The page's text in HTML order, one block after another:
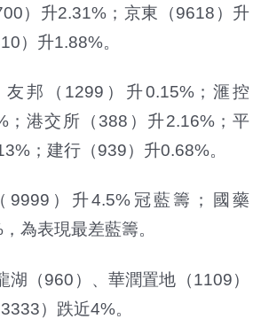
）升2.31%；京東（9618）升
）升1.88%。
邦（1299）升0.15%；滙控
；港交所（388）升2.16%；平
；建行（939）升0.68%。
9999）升4.5%冠藍籌；國藥
為表現最差藍籌。
湖（960）、華潤置地（1109）
）跌近4%。